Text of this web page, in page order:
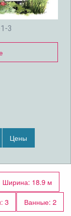
3
Цены
Ширина: 18.9 м
3
Ванные: 2